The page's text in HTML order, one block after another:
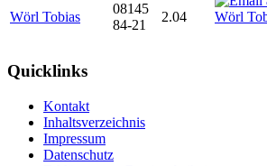
Wörl Tobias
08145
84-21
2.04
Quicklinks
Kontakt
Inhaltsverzeichnis
Impressum
Datenschutz